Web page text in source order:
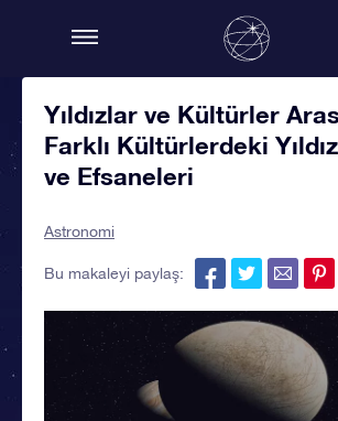
Yıldızlar ve Kültürler
Farklı Kültürlerdeki
ve Efsaneleri
Astronomi
Bu makaleyi paylaş: